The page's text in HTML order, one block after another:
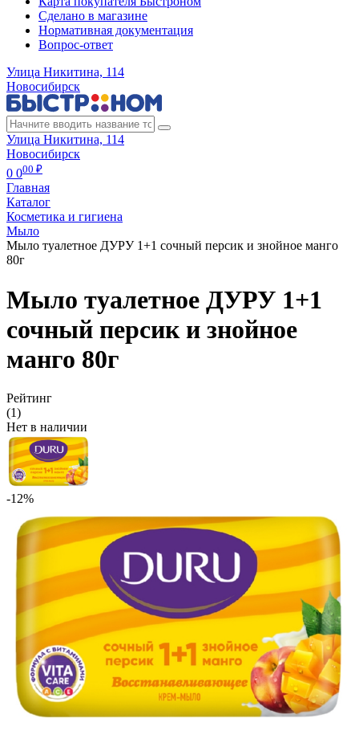
Сделано в магазине
Нормативная документация
Вопрос-ответ
Улица Никитина, 114
Новосибирск
Улица Никитина, 114
Новосибирск
0 000 ₽
Главная
Каталог
Косметика и гигиена
Мыло
Мыло туалетное ДУРУ 1+1 сочный персик и знойное манго
80г
Мыло туалетное ДУРУ 1+1
сочный персик и знойное
манго 80г
Рейтинг
(1)
Нет в наличии
-12%